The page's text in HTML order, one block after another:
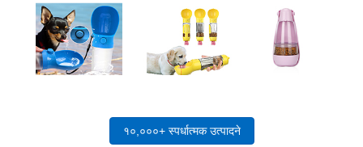
१०,०००+ स्पर्धात्मक उत्पादने